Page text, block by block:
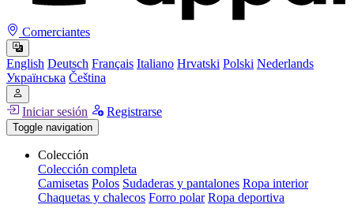
Comerciantes
English Deutsch Français Italiano Hrvatski Polski Nederlands
Українська Čeština
Iniciar sesión Registrarse
Toggle navigation
Colección
Colección completa
Camisetas Polos Sudaderas y pantalones Ropa interior
Chaquetas y chalecos Forro polar Ropa deportiva